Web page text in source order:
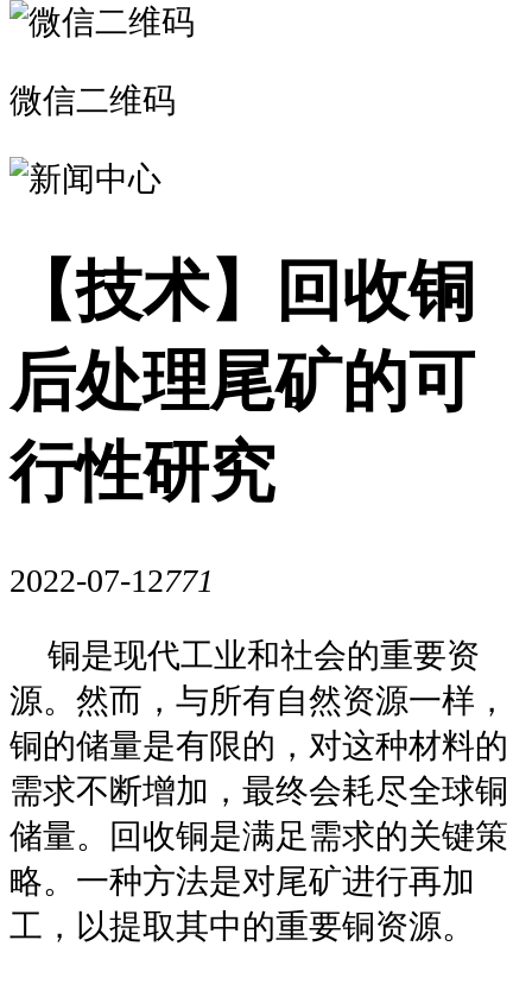
微信二维码
【技术】回收铜
后处理尾矿的可
行性研究
2022-07-12771
铜是现代工业和社会的重要资
源。然而，与所有自然资源一样，
铜的储量是有限的，对这种材料的
需求不断增加，最终会耗尽全球铜
储量。回收铜是满足需求的关键策
略。一种方法是对尾矿进行再加
工，以提取其中的重要铜资源。